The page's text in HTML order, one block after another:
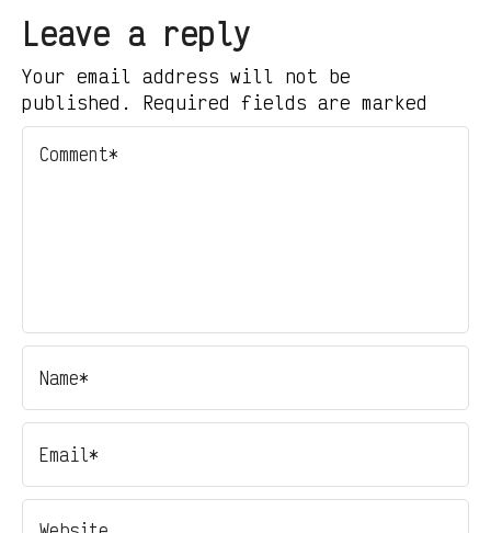
Leave a reply
Your email address will not be
published. Required fields are marked